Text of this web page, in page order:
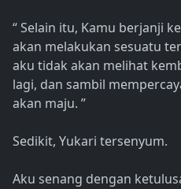
“ Selain itu, Kamu berjanji
akan melakukan sesuatu
aku tidak akan melihat
lagi, dan sambil
akan maju. ”
Sedikit, Yukari tersenyum.
Aku senang dengan